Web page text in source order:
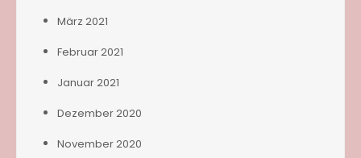
März 2021
Februar 2021
Januar 2021
Dezember 2020
November 2020